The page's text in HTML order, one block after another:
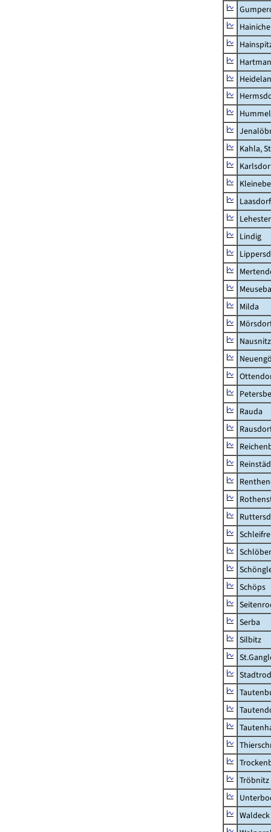
Kahla,
Laasdorf
Lindig
Milda
Nausnitz
Rauda
Schöps
Serba
Silbitz
Tröbnitz
Waldeck